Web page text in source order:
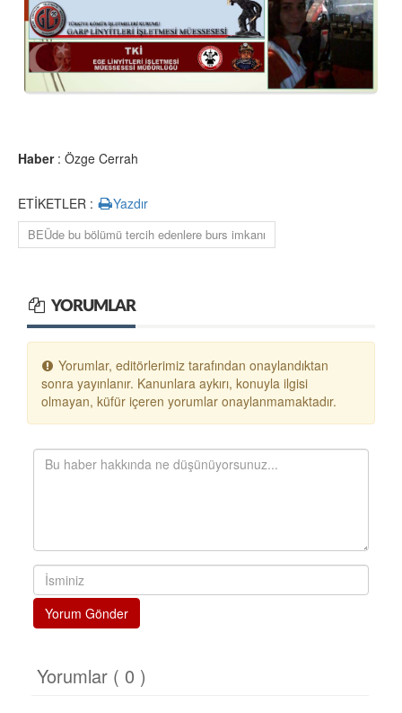
Haber: Özge Cerrah
ETİKETLER : Yazdır
BEÜde bu bölümü tercih edenlere burs imkanı
YORUMLAR
Yorumlar, editörlerimiz tarafından onaylandıktan
sonra yayınlanır. Kanunlara aykırı, konuyla ilgisi
olmayan, küfür içeren yorumlar onaylanmamaktadır.
Yorum Gönder
Yorumlar ( 0 )